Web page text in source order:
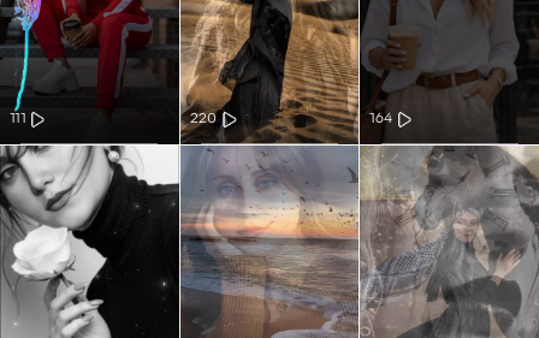
164
220